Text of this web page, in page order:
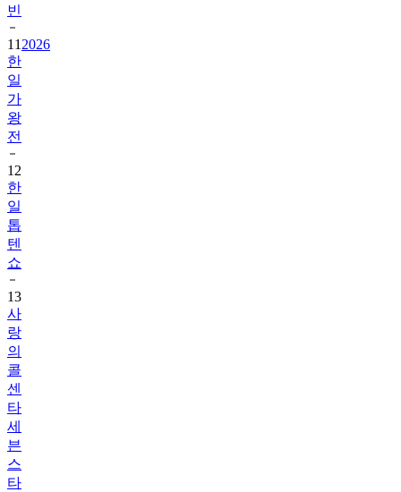
빈
11 2026
한
일
가
왕
전
12
한
일
톱
텐
쇼
13
사
랑
의
콜
센
타
세
븐
스
타